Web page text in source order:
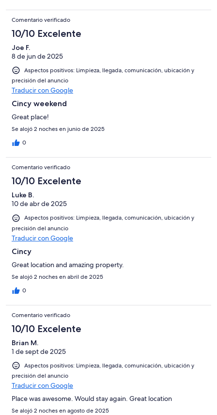
Comentario verificado
10/10 Excelente
Joe F.
8 de jun de 2025
Aspectos positivos: Limpieza, llegada, comunicación, ubicación y
precisión del anuncio
Traducir con Google
Cincy weekend
Great place!
Se alojó 2 noches en junio de 2025
0
Comentario verificado
10/10 Excelente
Luke B.
10 de abr de 2025
Aspectos positivos: Limpieza, llegada, comunicación, ubicación y
precisión del anuncio
Traducir con Google
Cincy
Great location and amazing property.
Se alojó 2 noches en abril de 2025
0
Comentario verificado
10/10 Excelente
Brian M.
1 de sept de 2025
Aspectos positivos: Limpieza, llegada, comunicación, ubicación y
precisión del anuncio
Traducir con Google
Place was awesome. Would stay again. Great location
Se alojó 2 noches en agosto de 2025